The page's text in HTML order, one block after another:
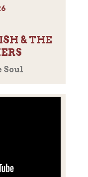
& THE
Soul